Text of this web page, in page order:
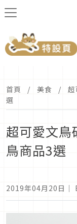
首頁 美食
選
超可愛文鳥
鳥商品3選
2019年04月20日 ｜